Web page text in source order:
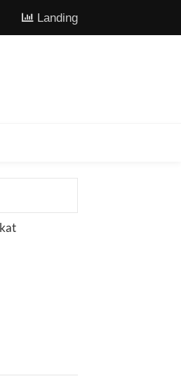
Landing